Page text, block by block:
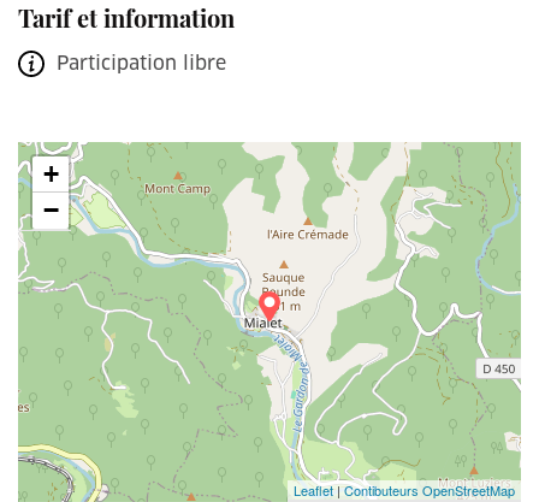
Tarif et information
Participation libre
+
−
Leaflet|Contibuteurs OpenStreetMap